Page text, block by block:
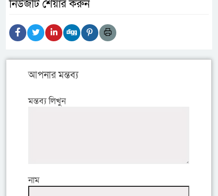
নিউজটি শেয়ার করুন
আপনার মন্তব্য
মন্তব্য লিখুন
নাম